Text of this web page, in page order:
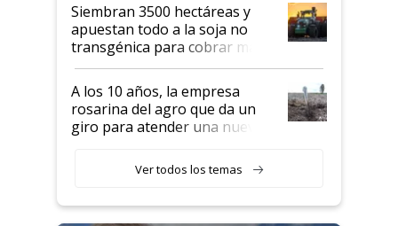
Siembran 3500 hectáreas y
apuestan todo a la soja no
transgénica para cobrar más
por tonelada: compraron un
semillero
A los 10 años, la empresa
rosarina del agro que da un
giro para atender una nueva
Ver todos los temas